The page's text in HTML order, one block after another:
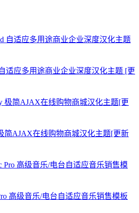
适应多用途商业企业深度汉化主题 [更
简AJAX在线购物商城汉化主题[更新
高级音乐/电台自适应音乐销售模板